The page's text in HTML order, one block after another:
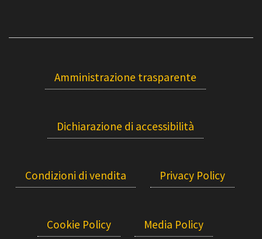
Amministrazione trasparente
Dichiarazione di accessibilità
Condizioni di vendita Privacy Policy
Cookie Policy Media Policy